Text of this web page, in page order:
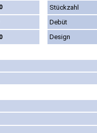
Stückzahl
Debüt
Design